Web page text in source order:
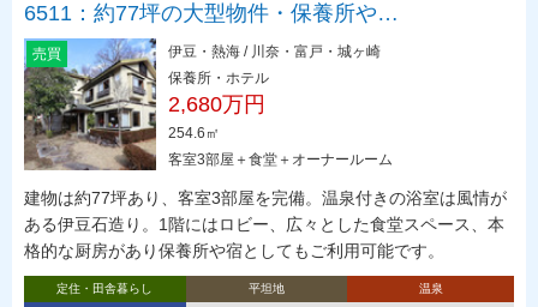
6511：約77坪の大型物件・保養所や…
売買
伊豆・熱海 / 川奈・富戸・城ヶ崎
保養所・ホテル
2,680万円
254.6㎡
客室3部屋＋食堂＋オーナールーム
建物は約77坪あり、客室3部屋を完備。温泉付きの浴室は風情が
ある伊豆石造り。1階にはロビー、広々とした食堂スペース、本
格的な厨房があり保養所や宿としてもご利用可能です。
定住・田舎暮らし 平坦地
温泉